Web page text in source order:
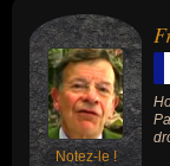
Notez-le !